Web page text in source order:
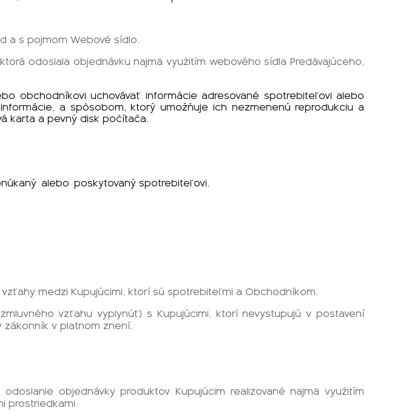
a s pojmom Webové sídlo.
odoslala objednávku najmä využitím webového sídla Predávajúceho,
obchodníkovi uchovávať informácie adresované spotrebiteľovi alebo
a spôsobom, ktorý umožňuje ich nezmenenú reprodukciu a
karta a pevný disk počítača.
alebo poskytovaný spotrebiteľovi.
vzťahy medzi Kupujúcimi, ktorí sú spotrebiteľmi a Obchodníkom.
vzťahu vyplynúť) s Kupujúcimi, ktorí nevystupujú v postavení
zákonník v platnom znení.
objednávky produktov Kupujúcim realizované najmä využitím
prostriedkami.